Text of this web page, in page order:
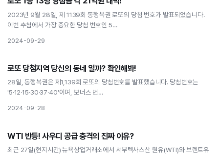
로또 1등 13명 당첨금 각 21억원 대박!
2023년 9월 28일, 제 1139회 동행복권 로또의 당첨 번호가 발표되었습니다.
이번 추첨에서 가장 중요한 당첨 번호인 5…
2024-09-29
로또 당첨지역 당신의 동네 일까? 확인해봐!
경제
로또 당첨지역 당신의 동네 일까? 확인해봐!
28일, 동행복권은 제1,139회 로또의 당첨번호를 발표했습니다. 당첨번호는
'5·12·15·30·37·40'이며, 보너스 번…
2024-09-28
WTI 반등! 사우디 공급 충격의 진짜 이유?
경제
WTI 반등! 사우디 공급 충격의 진짜 이유?
최근 27일(현지시간) 뉴욕상업거래소에서 서부텍사스산 원유(WTI)와 브렌트유